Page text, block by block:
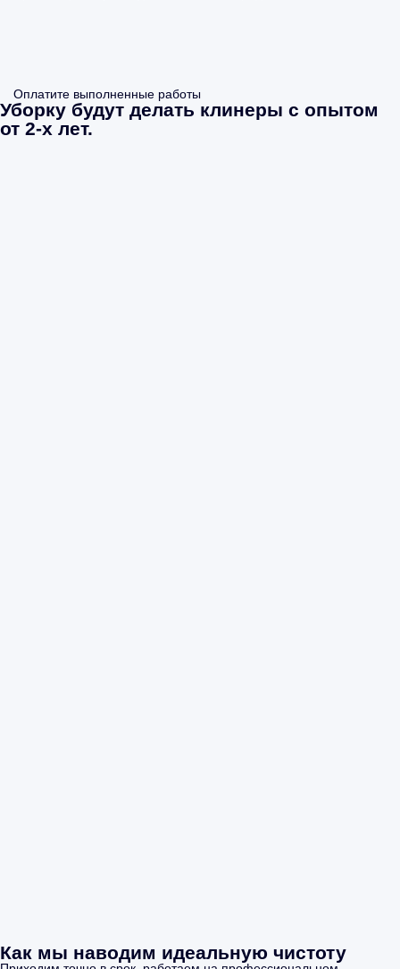
Оплатите выполненные работы
Уборку будут делать клинеры с опытом
от 2-х лет.
Как мы наводим идеальную чистоту